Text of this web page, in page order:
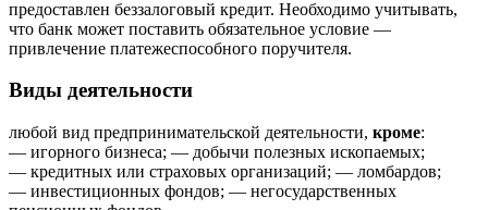
предоставлен беззалоговый кредит. Необходимо учитывать,
что банк может поставить обязательное условие —
привлечение платежеспособного поручителя.
Виды деятельности
любой вид предпринимательской деятельности, кроме:
— игорного бизнеса; — добычи полезных ископаемых;
— кредитных или страховых организаций; — ломбардов;
— инвестиционных фондов; — негосударственных